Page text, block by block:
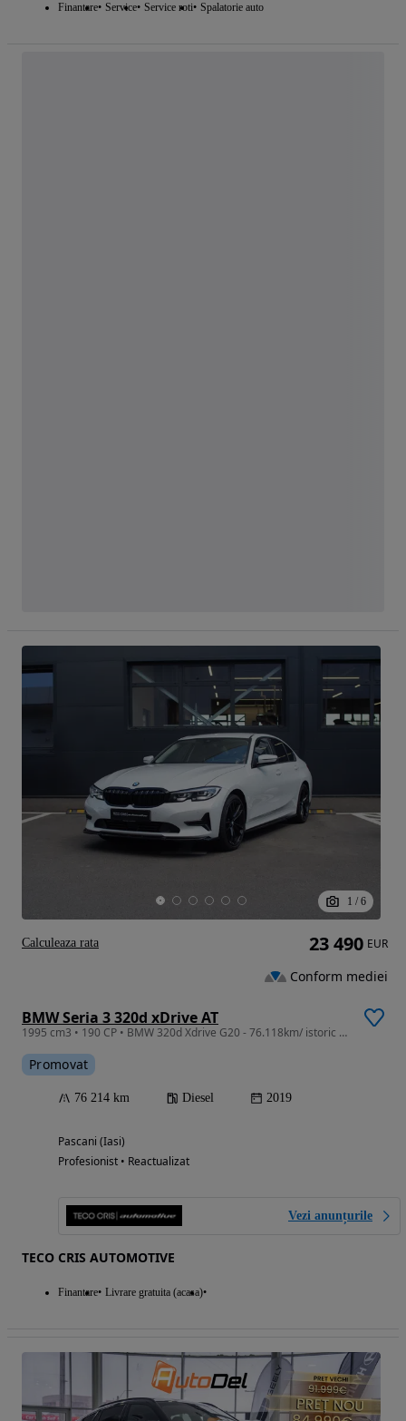
Finantare Service Service roti Spalatorie auto
1 / 6
BMW Seria 3 320d xDrive AT
1995 cm3 • 190 CP • BMW 320d Xdrive G20 - 76.118km/ istoric BMW/ stare EXCEPTIONALA
Promovat
76 214 km Diesel 2019
Pascani (Iasi)
Profesionist • Reactualizat
Vezi anunțurile
TECO CRIS AUTOMOTIVE
Finantare Livrare gratuita (acasa)
23 490 EUR
Conform mediei
Calculeaza rata